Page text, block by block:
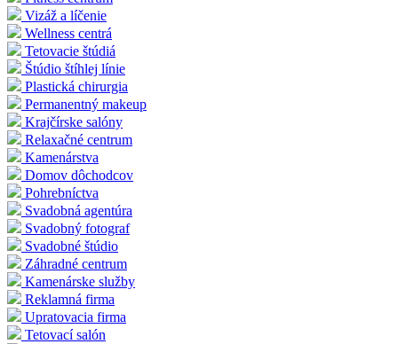
Vizáž a líčenie
Wellness centrá
Tetovacie štúdiá
Štúdio štíhlej línie
Plastická chirurgia
Permanentný makeup
Krajčírske salóny
Relaxačné centrum
Kamenárstva
Domov dôchodcov
Pohrebníctva
Svadobná agentúra
Svadobný fotograf
Svadobné štúdio
Záhradné centrum
Kamenárske služby
Reklamná firma
Upratovacia firma
Tetovací salón